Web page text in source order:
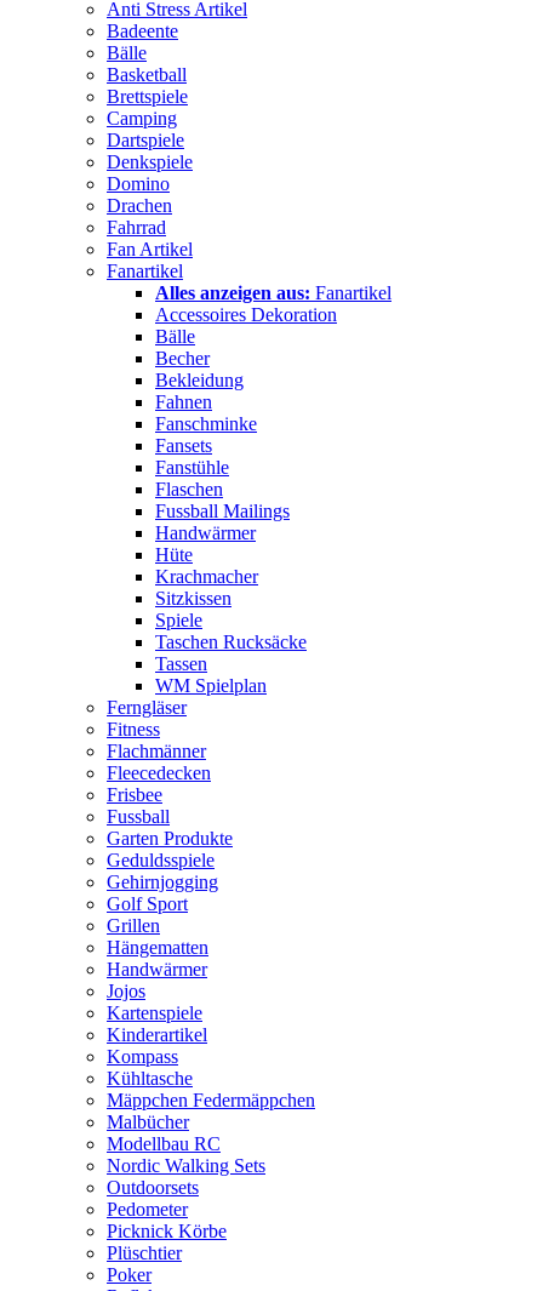
Anti Stress Artikel
Badeente
Bälle
Basketball
Brettspiele
Camping
Dartspiele
Denkspiele
Domino
Drachen
Fahrrad
Fan Artikel
Fanartikel
Alles anzeigen aus: Fanartikel
Accessoires Dekoration
Bälle
Becher
Bekleidung
Fahnen
Fanschminke
Fansets
Fanstühle
Flaschen
Fussball Mailings
Handwärmer
Hüte
Krachmacher
Sitzkissen
Spiele
Taschen Rucksäcke
Tassen
WM Spielplan
Ferngläser
Fitness
Flachmänner
Fleecedecken
Frisbee
Fussball
Garten Produkte
Geduldsspiele
Gehirnjogging
Golf Sport
Grillen
Hängematten
Handwärmer
Jojos
Kartenspiele
Kinderartikel
Kompass
Kühltasche
Mäppchen Federmäppchen
Malbücher
Modellbau RC
Nordic Walking Sets
Outdoorsets
Pedometer
Picknick Körbe
Plüschtier
Poker